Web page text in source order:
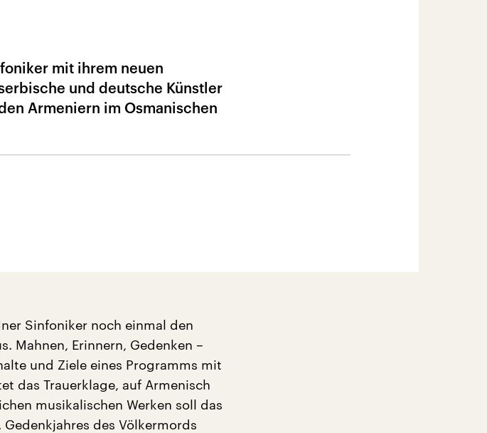
mit ihrem neuen
und deutsche Künstler
Armeniern im Osmanischen
Sinfoniker noch einmal den
Mahnen, Erinnern, Gedenken –
und Ziele eines Programms mit
das Trauerklage, auf Armenisch
musikalischen Werken soll das
des Völkermords